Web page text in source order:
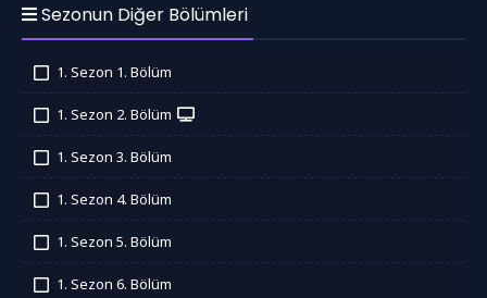
Sezonun Diğer Bölümleri
1. Sezon 1. Bölüm
1. Sezon 2. Bölüm
1. Sezon 3. Bölüm
1. Sezon 4. Bölüm
1. Sezon 5. Bölüm
1. Sezon 6. Bölüm